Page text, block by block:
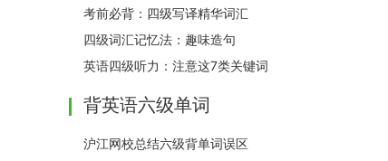
考前必背：四级写译精华词汇
四级词汇记忆法：趣味造句
英语四级听力：注意这7类关键词
背英语六级单词
沪江网校总结六级背单词误区